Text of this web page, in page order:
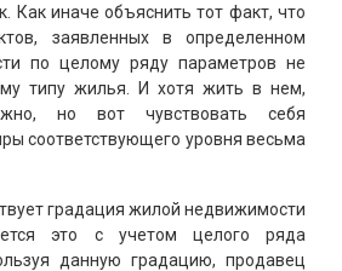
Как иначе объяснить тот факт, что
заявленных в определенном
по целому ряду параметров не
типу жилья. И хотя жить в нем,
но вот чувствовать себя
соответствующего уровня весьма
градация жилой недвижимости
это с учетом целого ряда
данную градацию, продавец